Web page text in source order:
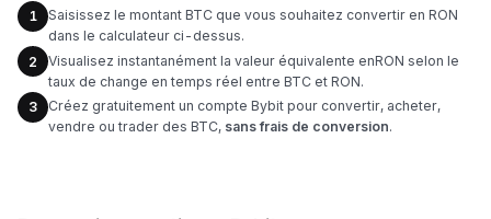
1
Saisissez le montant BTC que vous souhaitez convertir en RON
dans le calculateur ci-dessus.
2
Visualisez instantanément la valeur équivalente enRON selon le
taux de change en temps réel entre BTC et RON.
3
Créez gratuitement un compte Bybit pour convertir, acheter,
vendre ou trader des BTC, sans frais de conversion.